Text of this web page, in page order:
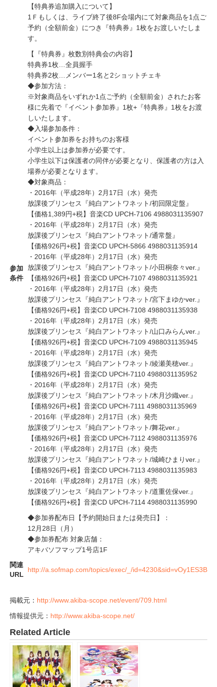
参加
条件
【特典券追加購入について】
1Ｆもしくは、ライブ終了後8F会場内にて対象商品を1点ご
予約（全額前金）につき『特典券』1枚をお渡しいたしま
す。
【『特典券』枚数別特典会の内容】
特典券1枚…全員握手
特典券2枚…メンバー1名と2ショットチェキ
◆参加方法：
※対象商品をいずれか1点ご予約（全額前金）されたお客
様に先着で『イベント参加券』1枚+『特典券』1枚をお渡
しいたします。
◆入場参加条件：
イベント参加券をお持ちのお客様
小学生以上は参加券が必要です。
小学生以下は保護者の同伴が必要となり、保護者の方は入
場券が必要となります。
◆対象商品：
・2016年（平成28年）2月17日（水）発売
放課後プリンセス『純白アントワネット/初回限定盤』
【価格1,389円+税】音楽CD UPCH-7106 4988031135907
・2016年（平成28年）2月17日（水）発売
放課後プリンセス『純白アントワネット/通常盤』
【価格926円+税】音楽CD UPCH-5866 4988031135914
・2016年（平成28年）2月17日（水）発売
放課後プリンセス『純白アントワネット/小田桐奈々ver.』
【価格926円+税】音楽CD UPCH-7107 4988031135921
・2016年（平成28年）2月17日（水）発売
放課後プリンセス『純白アントワネット/宮下まゆかver.』
【価格926円+税】音楽CD UPCH-7108 4988031135938
・2016年（平成28年）2月17日（水）発売
放課後プリンセス『純白アントワネット/山口みらんver.』
【価格926円+税】音楽CD UPCH-7109 4988031135945
・2016年（平成28年）2月17日（水）発売
放課後プリンセス『純白アントワネット/綾瀬美穂ver.』
【価格926円+税】音楽CD UPCH-7110 4988031135952
・2016年（平成28年）2月17日（水）発売
放課後プリンセス『純白アントワネット/木月沙織ver.』
【価格926円+税】音楽CD UPCH-7111 4988031135969
・2016年（平成28年）2月17日（水）発売
放課後プリンセス『純白アントワネット/舞花ver.』
【価格926円+税】音楽CD UPCH-7112 4988031135976
・2016年（平成28年）2月17日（水）発売
放課後プリンセス『純白アントワネット/城崎ひまりver.』
【価格926円+税】音楽CD UPCH-7113 4988031135983
・2016年（平成28年）2月17日（水）発売
放課後プリンセス『純白アントワネット/道重佐保ver.』
【価格926円+税】音楽CD UPCH-7114 4988031135990
◆参加券配布日【予約開始日または発売日】：
12月28日（月）
◆参加券配布 対象店舗：
アキバソフマップ1号店1F
関連
URL
http://a.sofmap.com/topics/exec/_/id=4230&sid=vOy1ES3B
掲載元： http://www.akiba-scope.net/event/709.html
情報提供元： http://www.akiba-scope.net/
Related Article